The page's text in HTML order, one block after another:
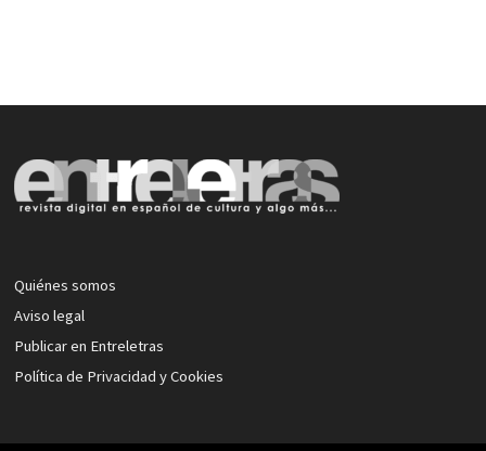
Quiénes somos
Aviso legal
Publicar en Entreletras
Política de Privacidad y Cookies